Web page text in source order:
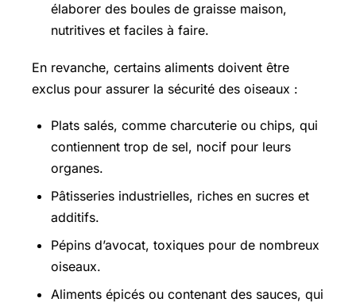
élaborer des boules de graisse maison,
nutritives et faciles à faire.
En revanche, certains aliments doivent être
exclus pour assurer la sécurité des oiseaux :
Plats salés, comme charcuterie ou chips, qui
contiennent trop de sel, nocif pour leurs
organes.
Pâtisseries industrielles, riches en sucres et
additifs.
Pépins d’avocat, toxiques pour de nombreux
oiseaux.
Aliments épicés ou contenant des sauces, qui